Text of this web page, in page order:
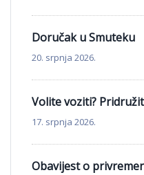
Doručak u Smuteku
20. srpnja 2026.
Volite voziti?
17. srpnja 2026.
Obavijest o